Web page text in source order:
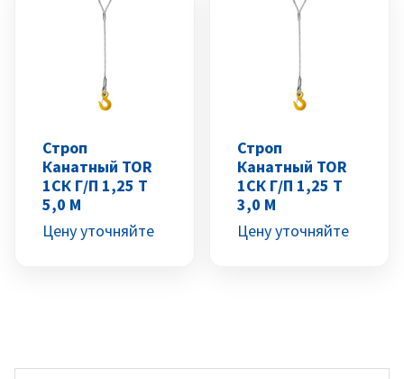
Строп
Канатный TOR
1СК Г/п 1,25 Т
5,0 М
Цену уточняйте
Строп
Канатный TOR
1СК Г/п 1,25 Т
3,0 М
Цену уточняйте